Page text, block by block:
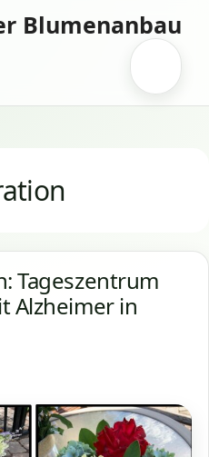
Blumenanbau
Tageszentrum
Alzheimer in